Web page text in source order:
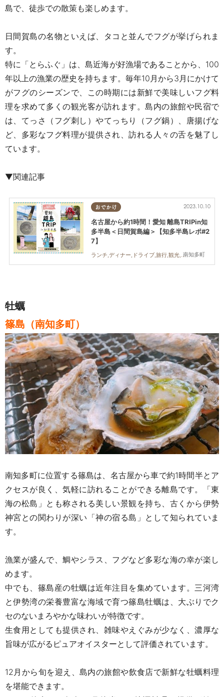
島で、徒歩での散策も楽しめます。
日間賀島の名物といえば、タコと並んでフグが挙げられま
す。
特に「とらふぐ」は、島近海が好漁場であることから、100
年以上の漁業の歴史を持ちます。毎年10月から3月にかけて
がフグのシーズンで、この時期には新鮮で美味しいフグ料
理を求めて多くの観光客が訪れます。島内の旅館や民宿で
は、てっさ（フグ刺し）やてっちり（フグ鍋）、唐揚げな
ど、多彩なフグ料理が提供され、訪れる人々の舌を魅了し
ています。
▼関連記事
おでかけ
南知多町
2023.10.10
名古屋から約1時間！愛知 離島TRIPin知
多半島＜日間賀島編＞【知多半島レポ#2
7】
ランチ,ディナー,ドライブ,旅行,観光,自然,日間賀島,知多半島レポ
牡蠣
篠島（南知多町）
南知多町に位置する篠島は、名古屋から車で約1時間半とア
クセスが良く、気軽に訪れることができる離島です。
「東
海の松島」とも称される美しい景観を持ち、古くから伊勢
神宮との関わりが深い「神の宿る島」として知られていま
す。
漁業が盛んで、鯛やシラス、フグなど多彩な海の幸が楽し
めます。
中でも、篠島産の牡蠣は近年注目を集めています。三河湾
と伊勢湾の栄養豊富な海域で育つ篠島牡蠣は、大ぶりでク
セのないまろやかな味わいが特徴です。
生食用としても提供され、雑味やえぐみが少なく、濃厚な
旨味が広がるピュアオイスターとして評価されています。
12月から旬を迎え、島内の旅館や飲食店で新鮮な牡蠣料理
を堪能できます。